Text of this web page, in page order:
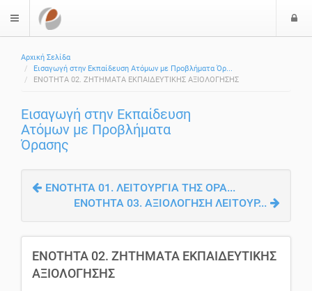
$langMenu
Αρχική Σελίδα
Εισαγωγή στην Εκπαίδευση Ατόμων με Προβλήματα Όρ...
ΕΝΟΤΗΤΑ 02. ΖΗΤΗΜΑΤΑ ΕΚΠΑΙΔΕΥΤΙΚΗΣ ΑΞΙΟΛΟΓΗΣΗΣ
Εισαγωγή στην Εκπαίδευση
Ατόμων με Προβλήματα
Όρασης
ΕΝΟΤΗΤΑ 01. ΛΕΙΤΟΥΡΓΙΑ ΤΗΣ ΟΡΑ...
ΕΝΟΤΗΤΑ 03. ΑΞΙΟΛΟΓΗΣΗ ΛΕΙΤΟΥΡ...
ΕΝΟΤΗΤΑ 02. ΖΗΤΗΜΑΤΑ ΕΚΠΑΙΔΕΥΤΙΚΗΣ
ΑΞΙΟΛΟΓΗΣΗΣ